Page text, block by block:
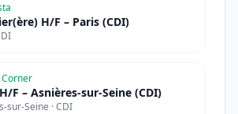
H/F – Paris (CDI)
F – Asnières-sur-Seine (CDI)
sur-Seine · CDI